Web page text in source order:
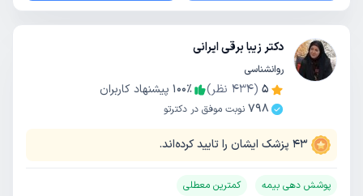
دکتر زیبا برقی ایرانی
روانشناسی
5
(
434 نظر) 100٪
پیشنهاد کاربران
798 نوبت موفق در دکترتو
43 پزشک ایشان را تایید کرده‌اند.
پوشش دهی بیمه
کمترین معطلی